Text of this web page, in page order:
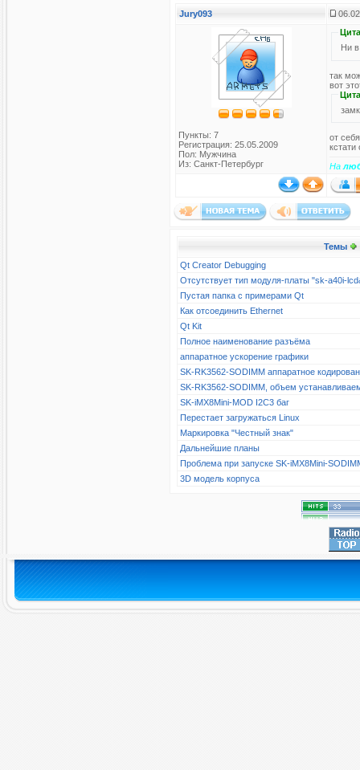
Jury093
Пункты: 7
Регистрация: 25.05.2009
Пол: Мужчина
Из: Санкт-Петербург
Ни в
так
вот
от
кстати
На
Темы
Qt Creator Debugging
Отсутствует тип модуля-платы "sk-a40i-
Пустая папка с примерами Qt
Как отсоединить Ethernet
Qt Kit
Полное наименование разъёма
аппаратное ускорение графики
SK-RK3562-SODIMM аппаратное
SK-RK3562-SODIMM, объем
SK-iMX8Mini-MOD I2C3 баг
Перестает загружаться Linux
Маркировка "Честный знак"
Дальнейшие планы
Проблема при запуске SK-iMX8Mini-
3D модель корпуса